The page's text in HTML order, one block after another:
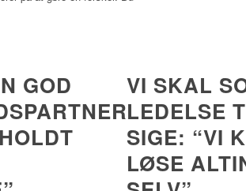
GOD
VI SKAL
LEDELSE
SIGE: “VI
LØSE